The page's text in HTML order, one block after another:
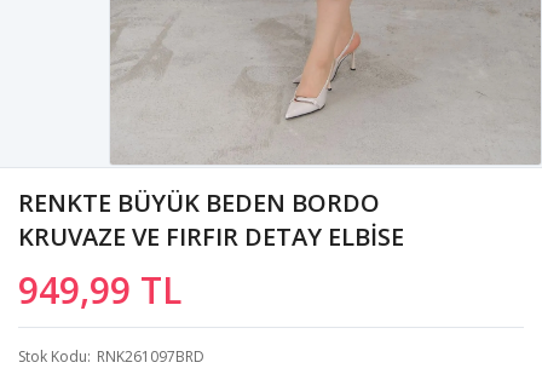
RENKTE BÜYÜK BEDEN BORDO
KRUVAZE VE FIRFIR DETAY ELBİSE
949,99 TL
Stok Kodu RNK261097BRD